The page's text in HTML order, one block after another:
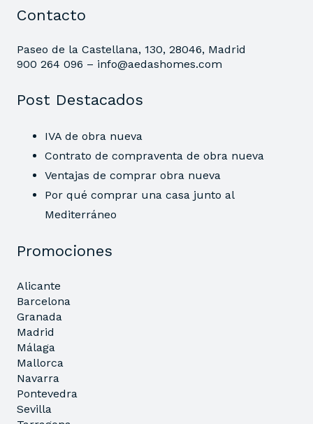
Contacto
Paseo de la Castellana, 130, 28046, Madrid
900 264 096 – info@aedashomes.com
Post Destacados
IVA de obra nueva
Contrato de compraventa de obra nueva
Ventajas de comprar obra nueva
Por qué comprar una casa junto al
Mediterráneo
Promociones
Alicante
Barcelona
Granada
Madrid
Málaga
Mallorca
Navarra
Pontevedra
Sevilla